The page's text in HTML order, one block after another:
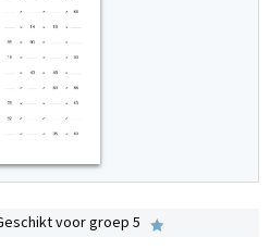
voor groep 5